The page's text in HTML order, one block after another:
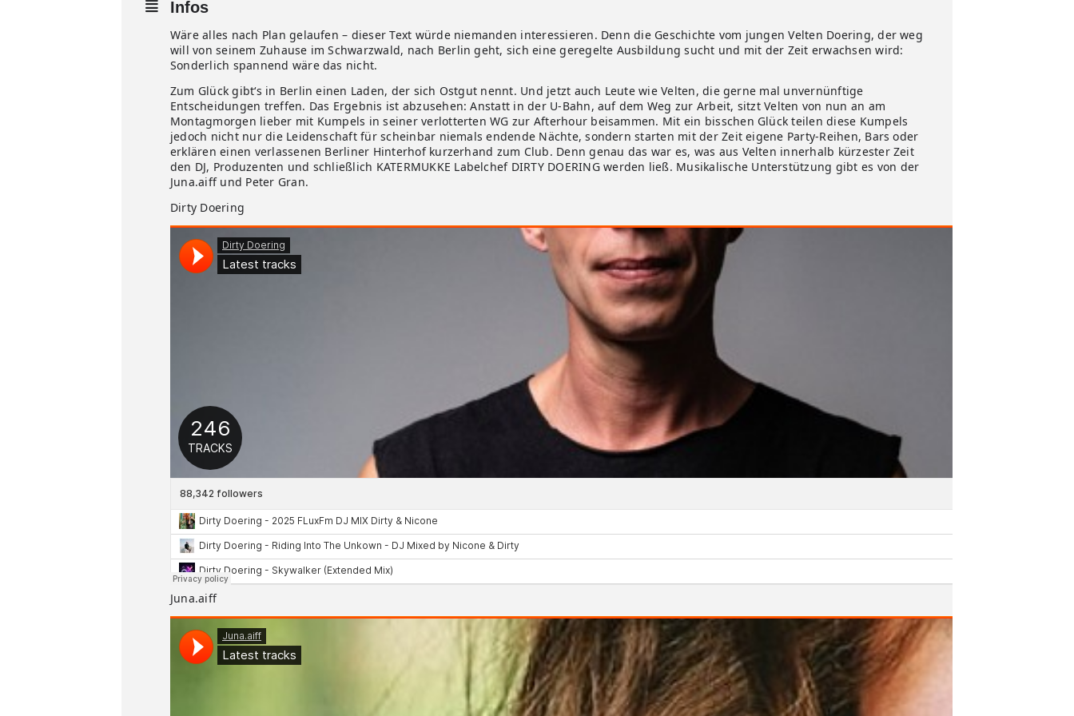
Infos
Wäre alles nach Plan gelaufen – dieser Text würde niemanden interessieren. Denn die Geschichte vom jungen Velten Doering, der weg
will von seinem Zuhause im Schwarzwald, nach Berlin geht, sich eine geregelte Ausbildung sucht und mit der Zeit erwachsen wird:
Sonderlich spannend wäre das nicht.
Zum Glück gibt‘s in Berlin einen Laden, der sich Ostgut nennt. Und jetzt auch Leute wie Velten, die gerne mal unvernünftige
Entscheidungen treffen. Das Ergebnis ist abzusehen: Anstatt in der U-Bahn, auf dem Weg zur Arbeit, sitzt Velten von nun an am
Montagmorgen lieber mit Kumpels in seiner verlotterten WG zur Afterhour beisammen. Mit ein bisschen Glück teilen diese Kumpels
jedoch nicht nur die Leidenschaft für scheinbar niemals endende Nächte, sondern starten mit der Zeit eigene Party-Reihen, Bars oder
erklären einen verlassenen Berliner Hinterhof kurzerhand zum Club. Denn genau das war es, was aus Velten innerhalb kürzester Zeit
den DJ, Produzenten und schließlich KATERMUKKE Labelchef DIRTY DOERING werden ließ. Musikalische Unterstützung gibt es von der
Juna.aiff und Peter Gran.
Dirty Doering
Juna.aiff